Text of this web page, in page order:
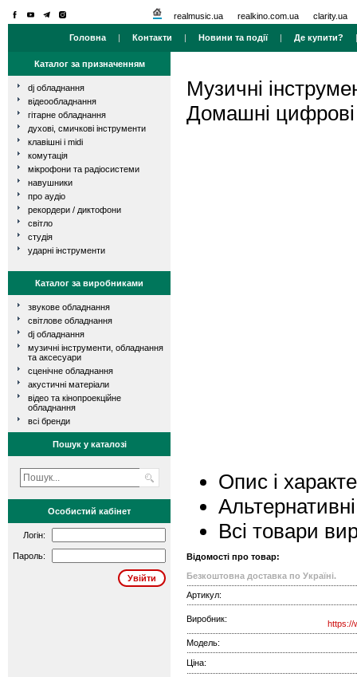
realmusic.ua realkino.com.ua clarity.ua
Головна | Контакти | Новини та події| Де купити?
Каталог за призначенням
dj обладнання
відеообладнання
гітарне обладнання
духові, смичкові інструменти
клавішні і midi
комутація
мікрофони та радіосистеми
навушники
про аудіо
рекордери / диктофони
світло
студія
ударні інструменти
Каталог за виробниками
звукове обладнання
світлове обладнання
dj обладнання
музичні інструменти, обладнання
та аксесуари
сценічне обладнання
акустичні матеріали
відео та кінопроекційне
обладнання
всі бренди
Пошук у каталозі
Особистий кабінет
Логін:
Пароль:
Музичні
Домашні цифрові
Опис і
Всі товари
Відомості про товар:
Безкоштовна доставка по Україні.
Артикул:
Виробник:
https://
Модель:
Ціна: